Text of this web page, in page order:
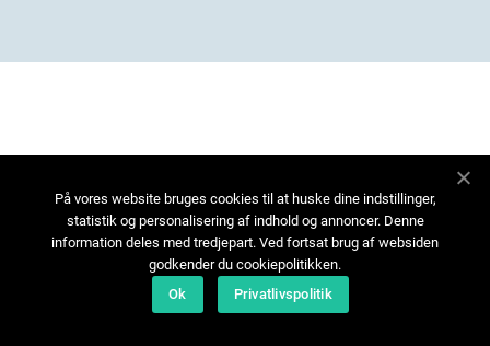
På vores website bruges cookies til at huske dine indstillinger,
statistik og personalisering af indhold og annoncer. Denne
information deles med tredjepart. Ved fortsat brug af websiden
godkender du cookiepolitikken.
Ok
Privatlivspolitik